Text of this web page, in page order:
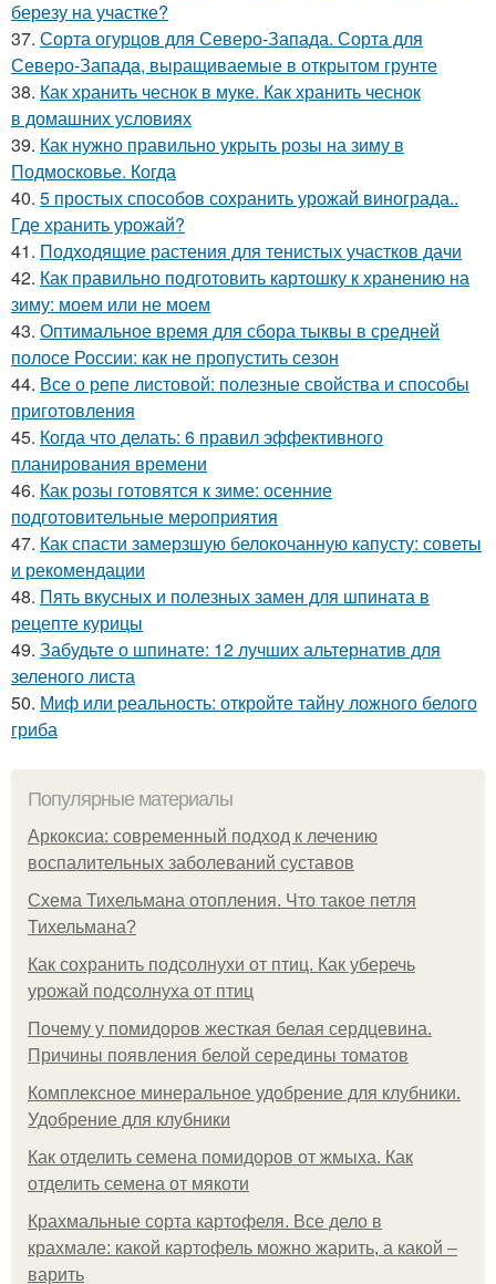
березу на участке?
37. Сорта огурцов для Северо-Запада. Сорта для
Северо-Запада, выращиваемые в открытом грунте
38. Как хранить чеснок в муке. Как хранить чеснок
в домашних условиях
39. Как нужно правильно укрыть розы на зиму в
Подмосковье. Когда
40. 5 простых способов сохранить урожай винограда..
Где хранить урожай?
41. Подходящие растения для тенистых участков дачи
42. Как правильно подготовить картошку к хранению на
зиму: моем или не моем
43. Оптимальное время для сбора тыквы в средней
полосе России: как не пропустить сезон
44. Все о репе листовой: полезные свойства и способы
приготовления
45. Когда что делать: 6 правил эффективного
планирования времени
46. Как розы готовятся к зиме: осенние
подготовительные мероприятия
47. Как спасти замерзшую белокочанную капусту: советы
и рекомендации
48. Пять вкусных и полезных замен для шпината в
рецепте курицы
49. Забудьте о шпинате: 12 лучших альтернатив для
зеленого листа
50. Миф или реальность: откройте тайну ложного белого
гриба
Популярные материалы
Аркоксиа: современный подход к лечению
воспалительных заболеваний суставов
Схема Тихельмана отопления. Что такое петля
Тихельмана?
Как сохранить подсолнухи от птиц. Как уберечь
урожай подсолнуха от птиц
Почему у помидоров жесткая белая сердцевина.
Причины появления белой середины томатов
Комплексное минеральное удобрение для клубники.
Удобрение для клубники
Как отделить семена помидоров от жмыха. Как
отделить семена от мякоти
Крахмальные сорта картофеля. Все дело в
крахмале: какой картофель можно жарить, а какой –
варить